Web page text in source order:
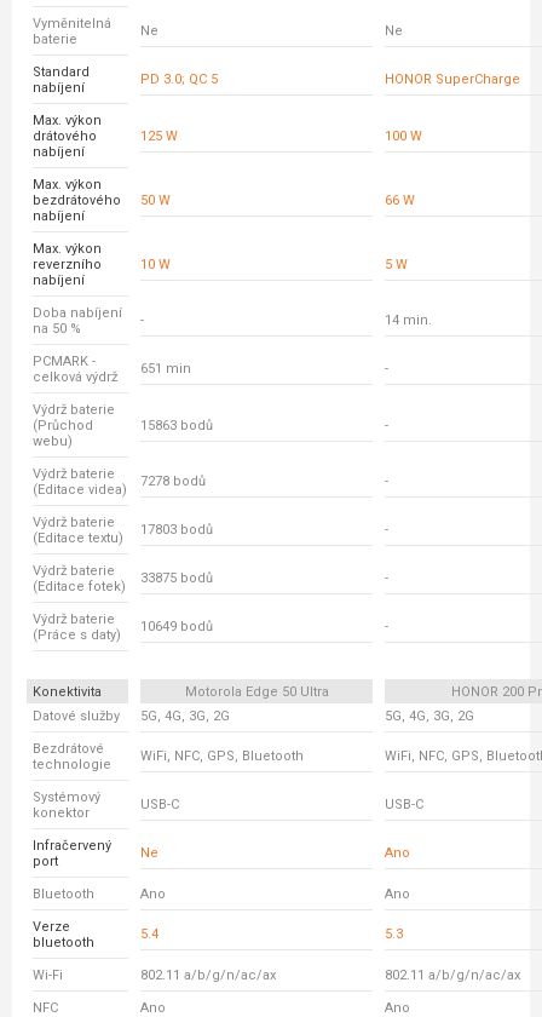
Vyměnitelná
baterie
Ne Ne
Standard
nabíjení
PD 3.0; QC 5 HONOR SuperCharge
Max. výkon
drátového
nabíjení
125 W 100 W
Max. výkon
bezdrátového
nabíjení
50 W 66 W
Max. výkon
reverzního
nabíjení
10 W 5 W
Doba nabíjení
na 50 %
- 14 min.
PCMARK -
celková výdrž
651 min -
Výdrž baterie
(Průchod
webu)
15863 bodů -
Výdrž baterie
(Editace videa)
7278 bodů -
Výdrž baterie
(Editace textu)
17803 bodů -
Výdrž baterie
(Editace fotek)
33875 bodů -
Výdrž baterie
(Práce s daty)
10649 bodů -
Konektivita Motorola Edge 50 Ultra
HONOR 200
Datové služby
5G, 4G, 3G, 2G 5G, 4G, 3G, 2G
Bezdrátové
technologie
WiFi, NFC, GPS, Bluetooth WiFi, NFC, GPS,
Systémový
konektor
USB-C USB-C
Infračervený
port
Ne Ano
Bluetooth Ano Ano
Verze
bluetooth
5.4 5.3
Wi-Fi 802.11 a/b/g/n/ac/ax 802.11 a/b/g/n/ac/ax
NFC Ano Ano